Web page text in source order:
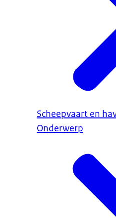
Scheepvaart en
Onderwerp